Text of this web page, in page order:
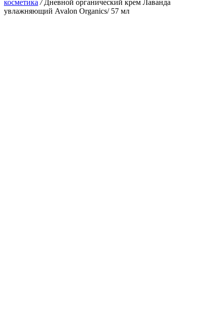
косметика / Дневной органический крем Лаванда
увлажняющий Avalon Organics/ 57 мл